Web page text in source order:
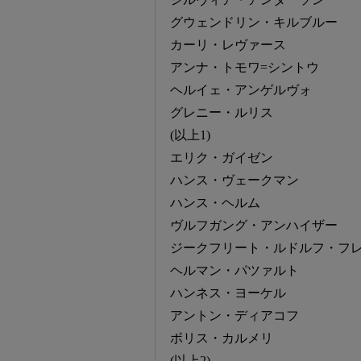
グウェンドリン・キルブルー
カーリ・レヴァース
アンナ・トモワ=シントウ
ヘルイェ・アンゲルヴォ
グレニー・ルリス
(以上1)
エリク・ガイゼン
ハンス・ヴェークマン
ハンス・ヘルム
ヴルフガング・アンハイザー
ジークフリート・ルドルフ・フ
ヘルマン・パツァルト
ハンネス・ヨーケル
アントン・ディアコフ
ボリス・カルメリ